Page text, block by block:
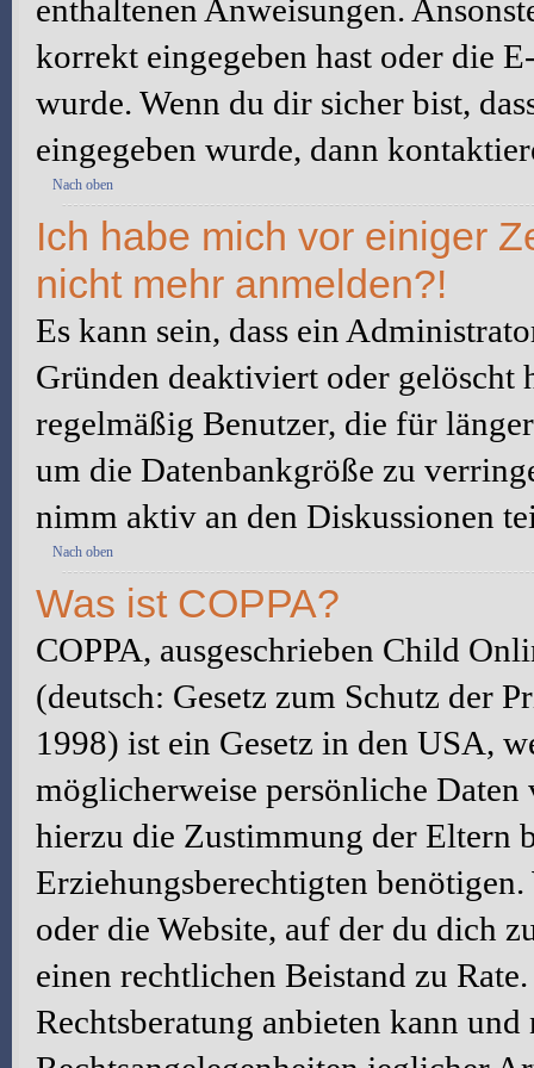
enthaltenen Anweisungen.
korrekt eingegeben hast oder die
wurde. Wenn du dir sicher bist,
eingegeben wurde, dann
Nach oben
Ich habe mich vor einiger
nicht mehr anmelden?!
Es kann sein, dass ein
Gründen deaktiviert oder gelöscht
regelmäßig Benutzer, die für
um die Datenbankgröße zu
nimm aktiv an den Diskussionen
Nach oben
Was ist COPPA?
COPPA, ausgeschrieben Child
(deutsch: Gesetz zum Schutz der
1998) ist ein Gesetz in den USA,
möglicherweise persönliche
hierzu die Zustimmung der Eltern
Erziehungsberechtigten
oder die Website, auf der du dich
einen rechtlichen Beistand zu
Rechtsberatung anbieten kann